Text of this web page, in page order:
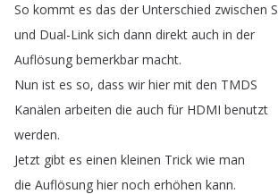
So kommt es das der Unterschied zwischen
und Dual-Link sich dann direkt auch in der
Auflösung bemerkbar macht.
Nun ist es so, dass wir hier mit den TMDS
Kanälen arbeiten die auch für HDMI benutzt
werden.
Jetzt gibt es einen kleinen Trick wie man
die Auflösung hier noch erhöhen kann.